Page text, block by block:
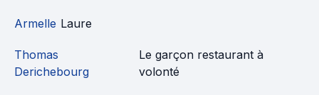
Armelle Laure
Thomas
Derichebourg
Le garçon restaurant à
volonté